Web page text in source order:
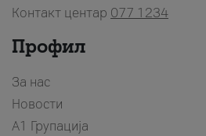
Контакт центар 077 1234
Профил
За нас
Новости
А1 Групација